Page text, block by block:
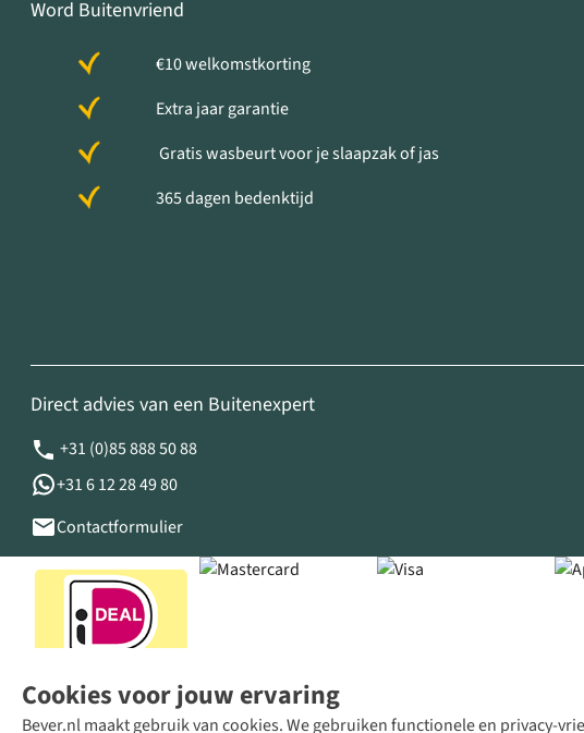
Cookies voor jouw ervaring
Bever.nl maakt gebruik van cookies. We gebruiken functionele en privacy-
Word Buitenvriend
€10 welkomstkorting
Extra jaar garantie
Gratis wasbeurt voor je slaapzak of jas
365 dagen bedenktijd
Direct advies van een Buitenexpert
+31 (0)85 888 50 88
+31 6 12 28 49 80
Contactformulier